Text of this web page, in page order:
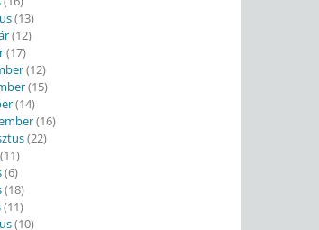
(13)
(12)
(17)
(12)
(15)
(14)
(16)
(22)
(6)
(18)
(11)
(10)